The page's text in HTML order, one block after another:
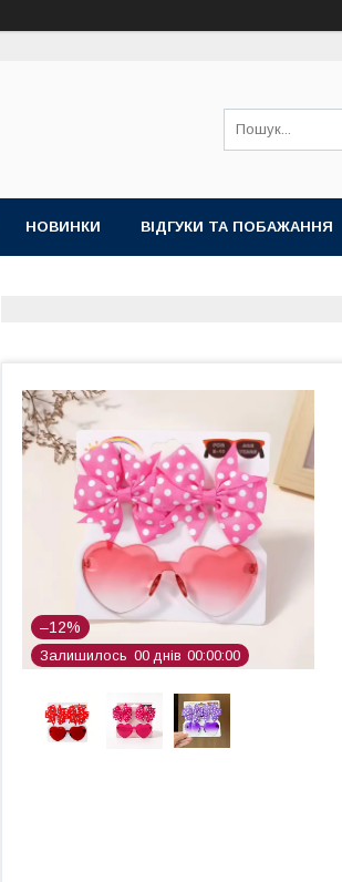
НОВИНКИ ВІДГУКИ ТА ПОБАЖАННЯ
–12%
Залишилось 00 днів 00 00 00